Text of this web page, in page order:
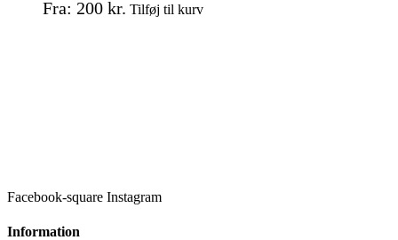
Fra: 200 kr. Tilføj til kurvDette
Facebook-square Instagram
Information